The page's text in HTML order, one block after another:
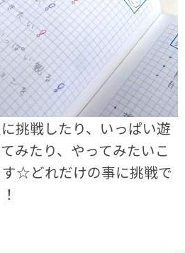
挑戦したり、いっぱい遊
みたり、やってみたいこ
☆どれだけの事に挑戦で